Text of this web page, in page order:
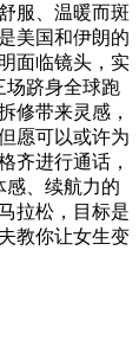
服、温暖而斑
美国和伊朗的
面临镜头，实
场跻身全球跑
修带来灵感，
愿可以或许为
齐进行通话，
感、续航力的
拉松，目标是
教你让女生变